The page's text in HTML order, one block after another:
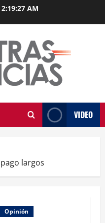
2:19:28 AM
VIDEO
largos
Opinión